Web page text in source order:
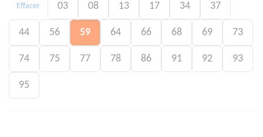
Effacer 03 08 13 17 34 37
44 56 59 64 66 68 69 73
74 75 77 78 86 91 92 93
95